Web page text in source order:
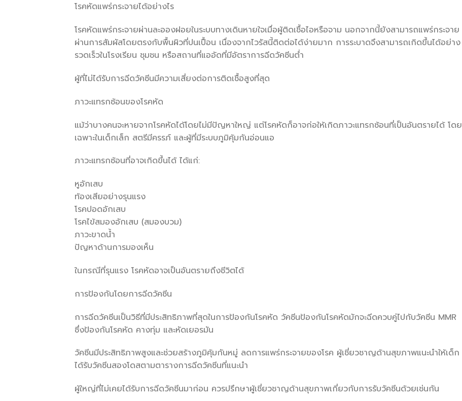
โรคหัดแพร่กระจายได้อย่างไร
โรคหัดแพร่กระจายผ่านละอองฝอยในระบบทางเดินหายใจเมื่อผู้ติดเชื้อไอหรือจาม นอกจากนี้ยังสามารถแพร่กระจาย
ผ่านการสัมผัสโดยตรงกับพื้นผิวที่ปนเปื้อน เนื่องจากไวรัสนี้ติดต่อได้ง่ายมาก การระบาดจึงสามารถเกิดขึ้นได้อย่าง
รวดเร็วในโรงเรียน ชุมชน หรือสถานที่แออัดที่มีอัตราการฉีดวัคซีนต่ำ
ผู้ที่ไม่ได้รับการฉีดวัคซีนมีความเสี่ยงต่อการติดเชื้อสูงที่สุด
ภาวะแทรกซ้อนของโรคหัด
แม้ว่าบางคนจะหายจากโรคหัดได้โดยไม่มีปัญหาใหญ่ แต่โรคหัดก็อาจก่อให้เกิดภาวะแทรกซ้อนที่เป็นอันตรายได้ โดย
เฉพาะในเด็กเล็ก สตรีมีครรภ์ และผู้ที่มีระบบภูมิคุ้มกันอ่อนแอ
ภาวะแทรกซ้อนที่อาจเกิดขึ้นได้ ได้แก่:
หูอักเสบ
ท้องเสียอย่างรุนแรง
โรคปอดอักเสบ
โรคไข้สมองอักเสบ (สมองบวม)
ภาวะขาดน้ำ
ปัญหาด้านการมองเห็น
ในกรณีที่รุนแรง โรคหัดอาจเป็นอันตรายถึงชีวิตได้
การป้องกันโดยการฉีดวัคซีน
การฉีดวัคซีนเป็นวิธีที่มีประสิทธิภาพที่สุดในการป้องกันโรคหัด วัคซีนป้องกันโรคหัดมักจะฉีดควบคู่ไปกับวัคซีน MMR
ซึ่งป้องกันโรคหัด คางทุ่ม และหัดเยอรมัน
วัคซีนมีประสิทธิภาพสูงและช่วยสร้างภูมิคุ้มกันหมู่ ลดการแพร่กระจายของโรค ผู้เชี่ยวชาญด้านสุขภาพแนะนำให้เด็ก
ได้รับวัคซีนสองโดสตามตารางการฉีดวัคซีนที่แนะนำ
ผู้ใหญ่ที่ไม่เคยได้รับการฉีดวัคซีนมาก่อน ควรปรึกษาผู้เชี่ยวชาญด้านสุขภาพเกี่ยวกับการรับวัคซีนด้วยเช่นกัน